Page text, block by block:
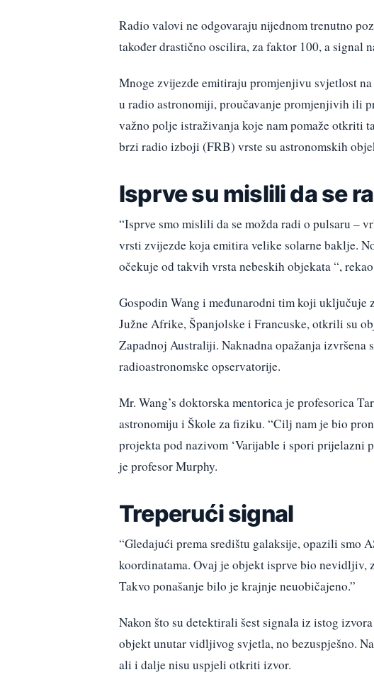
Radio valovi ne odgovaraju nijednom trenutno
također drastično oscilira, za faktor 100, a signal
Mnoge zvijezde emitiraju promjenjivu svjetlost
u radio astronomiji, proučavanje promjenjivih ili
važno polje istraživanja koje nam pomaže otkriti
brzi radio izboji (FRB) vrste su astronomskih
Isprve su mislili da se
“Isprve smo mislili da se možda radi o pulsaru –
vrsti zvijezde koja emitira velike solarne baklje.
očekuje od takvih vrsta nebeskih objekata “,
Gospodin Wang i međunarodni tim koji uključuje
Južne Afrike, Španjolske i Francuske, otkrili su
Zapadnoj Australiji. Naknadna opažanja izvršena
radioastronomske opservatorije.
Mr. Wang’s doktorska mentorica je profesorica
astronomiju i Škole za fiziku. “Cilj nam je bio
projekta pod nazivom ‘Varijable i spori prijelazni
je profesor Murphy.
Treperući signal
“Gledajući prema središtu galaksije, opazili smo
koordinatama. Ovaj je objekt isprve bio nevidljiv,
Takvo ponašanje bilo je krajnje neuobičajeno.”
Nakon što su detektirali šest signala iz istog
objekt unutar vidljivog svjetla, no bezuspješno.
ali i dalje nisu uspjeli otkriti izvor.